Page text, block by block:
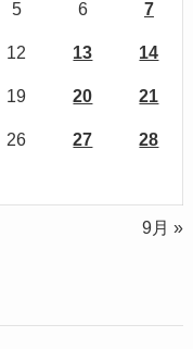
5 6 7
12 13 14
19 20 21
26 27 28
9月 »